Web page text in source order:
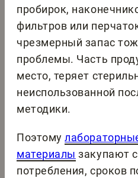
пробирок,
фильтров или
чрезмерный запас
проблемы. Часть
место, теряет
неиспользованной
методики.
Поэтому
материалы закупают
потребления, сроков